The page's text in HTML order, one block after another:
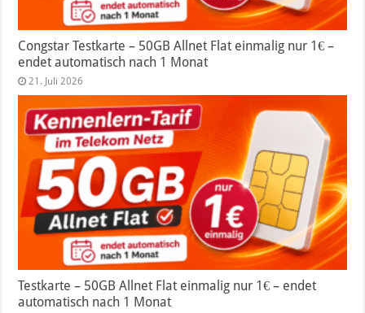
Congstar Testkarte – 50GB Allnet Flat einmalig nur 1€ –
endet automatisch nach 1 Monat
21. Juli 2026
Testkarte – 50GB Allnet Flat einmalig nur 1€ – endet
automatisch nach 1 Monat